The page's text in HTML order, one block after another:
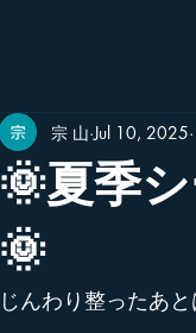
🌞夏季
🌞
宗 山 Jul 10, 2025
じんわり整ったあ